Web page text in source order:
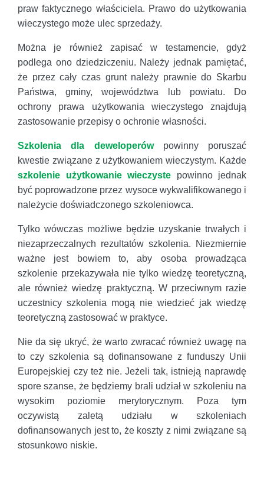
praw faktycznego właściciela. Prawo do użytkowania
wieczystego może ulec sprzedaży.
Można je również zapisać w testamencie, gdyż
podlega ono dziedziczeniu. Należy jednak pamiętać,
że przez cały czas grunt należy prawnie do Skarbu
Państwa, gminy, województwa lub powiatu. Do
ochrony prawa użytkowania wieczystego znajdują
zastosowanie przepisy o ochronie własności.
Szkolenia dla deweloperówpowinny poruszać
kwestie związane z użytkowaniem wieczystym. Każde
szkolenie użytkowanie wieczyste powinno jednak
być poprowadzone przez wysoce wykwalifikowanego i
należycie doświadczonego szkoleniowca.
Tylko wówczas możliwe będzie uzyskanie trwałych i
niezaprzeczalnych rezultatów szkolenia. Niezmiernie
ważne jest bowiem to, aby osoba prowadząca
szkolenie przekazywała nie tylko wiedzę teoretyczną,
ale również wiedzę praktyczną. W przeciwnym razie
uczestnicy szkolenia mogą nie wiedzieć jak wiedzę
teoretyczną zastosować w praktyce.
Nie da się ukryć, że warto zwracać również uwagę na
to czy szkolenia są dofinansowane z funduszy Unii
Europejskiej czy też nie. Jeżeli tak, istnieją naprawdę
spore szanse, że będziemy brali udział w szkoleniu na
wysokim poziomie merytorycznym. Poza tym
oczywistą zaletą udziału w szkoleniach
dofinansowanych jest to, że koszty z nimi związane są
stosunkowo niskie.